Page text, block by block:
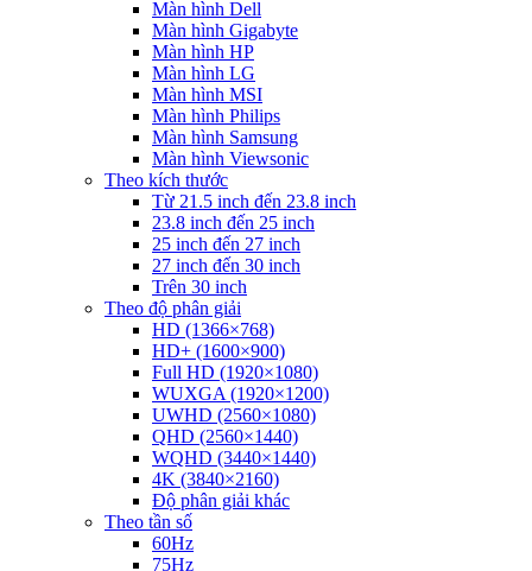
Màn hình Dell
Màn hình Gigabyte
Màn hình HP
Màn hình LG
Màn hình MSI
Màn hình Philips
Màn hình Samsung
Màn hình Viewsonic
Theo kích thước
Từ 21.5 inch đến 23.8 inch
23.8 inch đến 25 inch
25 inch đến 27 inch
27 inch đến 30 inch
Trên 30 inch
Theo độ phân giải
HD (1366×768)
HD+ (1600×900)
Full HD (1920×1080)
WUXGA (1920×1200)
UWHD (2560×1080)
QHD (2560×1440)
WQHD (3440×1440)
4K (3840×2160)
Độ phân giải khác
Theo tần số
60Hz
75Hz